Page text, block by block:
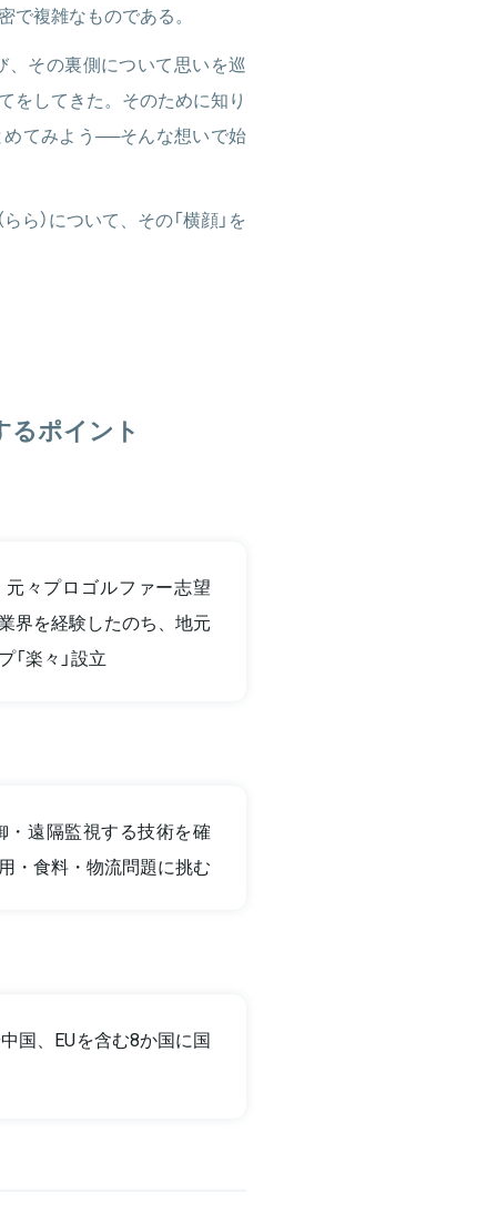
複雑なものである。
その裏側について思いを巡
をしてきた。そのために知り
てみよう──そんな想いで始
）について、その「横顔」を
るポイント
々プロゴルファー志望
界を経験したのち、地元
楽々」設立
遠隔監視する技術を確
・食料・物流問題に挑む
国、EUを含む8か国に国